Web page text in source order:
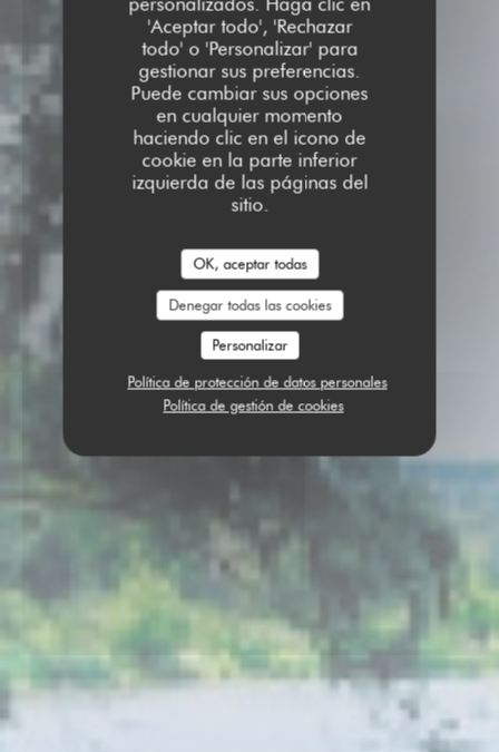
'Aceptar todo', 'Rechazar
todo' o 'Personalizar' para
gestionar sus preferencias.
Puede cambiar sus opciones
en cualquier momento
haciendo clic en el icono de
cookie en la parte inferior
izquierda de las páginas del
sitio.
OK, aceptar todas
Denegar todas las cookies
Personalizar
Política de protección de datos personales
Política de gestión de cookies